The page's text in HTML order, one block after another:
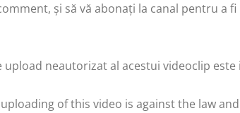
și să vă abonați la canal pentru a
neautorizat al acestui videoclip este
of this video is against the law